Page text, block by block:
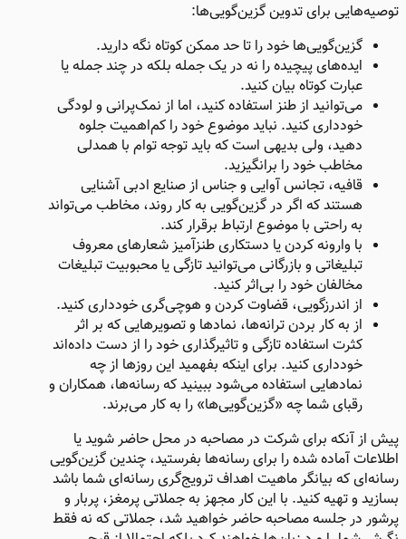
توصیه‌هایی برای تدوین گزین‌گویی‌ها:
گزین‌گویی‌ها خود را تا حد ممکن کوتاه نگه دارید.
ایده‌های پیچیده را نه در یک جمله بلکه در چند جمله یا
عبارت کوتاه بیان کنید.
می‌توانید از طنز استفاده کنید، اما از نمک‌پرانی و لودگی
خودداری کنید. نباید موضوع خود را کم‌اهمیت جلوه
دهید، ولی بدیهی است که باید توجه توام با همدلی
مخاطب خود را برانگیزید.
قافیه، تجانس آوایی و جناس از صنایع ادبی آشنایی
هستند که اگر در گزین‌گویی به کار روند، مخاطب می‌تواند
به راحتی با موضوع ارتباط برقرار کند.
با وارونه کردن یا دستکاری طنزآمیز شعارهای معروف
تبلیغاتی و بازرگانی می‌توانید تازگی یا محبوبیت تبلیغات
مخالفان خود را بی‌اثر کنید.
از اندرزگویی، قضاوت کردن و هوچی‌گری خودداری کنید.
از به کار بردن ترانه‌ها، نمادها و تصویرهایی که بر اثر
کثرت استفاده تازگی و تاثیرگذاری خود را از دست داده‌اند
خودداری کنید. برای اینکه بفهمید این روزها از چه
نمادهایی استفاده می‌شود ببینید که رسانه‌ها، همکاران و
رقبای شما چه «گزین‌گویی‌ها» را به کار می‌برند.
پیش از آنکه برای شرکت در مصاحبه در محل حاضر شوید یا
اطلاعات آماده شده را برای رسانه‌ها بفرستید، چندین گزین‌گویی
رسانه‌ای که بیانگر ماهیت اهداف ترویج‌گری رسانه‌ای شما باشد
بسازید و تهیه کنید. با این کار مجهز به جملاتی پرمغز، پربار و
پرشور در جلسه مصاحبه حاضر خواهید شد، جملاتی که نه فقط